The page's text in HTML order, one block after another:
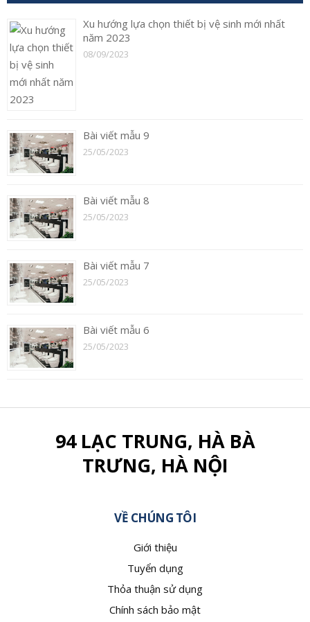
Xu hướng lựa chọn thiết bị vệ sinh mới nhất
năm 2023
08/09/2023
Bài viết mẫu 9
25/05/2023
Bài viết mẫu 8
25/05/2023
Bài viết mẫu 7
25/05/2023
Bài viết mẫu 6
25/05/2023
94 LẠC TRUNG, HÀ BÀ
TRƯNG, HÀ NỘI
VỀ CHÚNG TÔI
Giới thiệu
Tuyển dụng
Thỏa thuận sử dụng
Chính sách bảo mật